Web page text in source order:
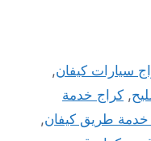
سيارات كيفان,
, كراج خدمة
خدمة طريق كيفان,